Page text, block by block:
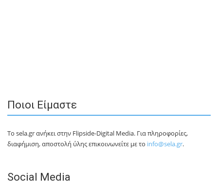
Ποιοι Είμαστε
Το sela.gr ανήκει στην Flipside-Digital Media. Για πληροφορίες,
διαφήμιση, αποστολή ύλης επικοινωνείτε με το info@sela.gr.
Social Media